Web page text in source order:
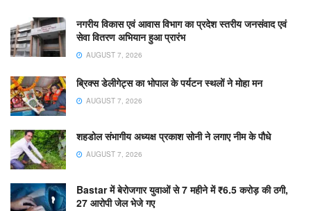
नगरीय विकास एवं आवास विभाग का प्रदेश स्तरीय जनसंवाद एवं
सेवा वितरण अभियान हुआ प्रारंभ
AUGUST 7, 2026
ब्रिक्स डेलीगेट्स का भोपाल के पर्यटन स्थलों ने मोहा मन
AUGUST 7, 2026
शहडोल संभागीय अध्यक्ष प्रकाश सोनी ने लगाए नीम के पौधे
AUGUST 7, 2026
Bastar में बेरोजगार युवाओं से 7 महीने में ₹6.5 करोड़ की ठगी,
27 आरोपी जेल भेजे गए